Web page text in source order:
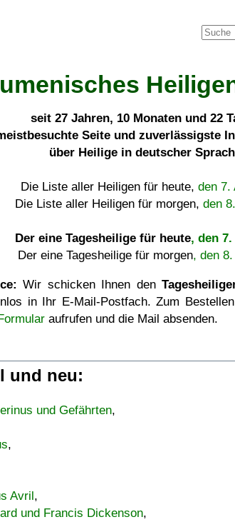
seit 27 Jahren, 10 Monaten und 22
Seite und zuverlässigste
über Heilige in deutscher
Die Liste aller Heiligen für heute, den 7.
Die Liste aller Heiligen für morgen, den
Der eine Tagesheilige für heute, den
Der eine Tagesheilige für morgen, den
Wir schicken Ihnen den
in Ihr E-Mail-Postfach. Zum
aufrufen und die Mail absenden.
und neu:
und Gefährten,
,
Avril,
und Francis Dickenson,